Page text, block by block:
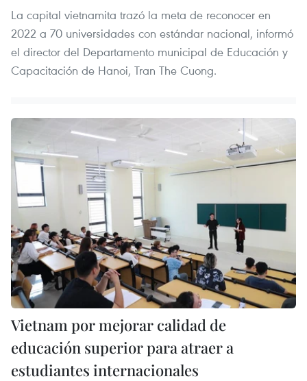
La capital vietnamita trazó la meta de reconocer en
2022 a 70 universidades con estándar nacional, informó
el director del Departamento municipal de Educación y
Capacitación de Hanoi, Tran The Cuong.
Vietnam por mejorar calidad de
educación superior para atraer a
estudiantes internacionales